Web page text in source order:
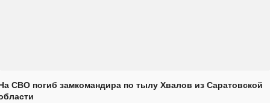
СВО погиб замкомандира по тылу Хвалов из Саратовской